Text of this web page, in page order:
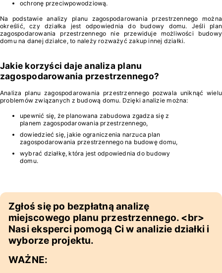
ochronę przeciwpowodziową.
Na podstawie analizy planu zagospodarowania przestrzennego można
określić, czy działka jest odpowiednia do budowy domu. Jeśli plan
zagospodarowania przestrzennego nie przewiduje możliwości budowy
domu na danej działce, to należy rozważyć zakup innej działki.
Jakie korzyści daje analiza planu
zagospodarowania przestrzennego?
Analiza planu zagospodarowania przestrzennego pozwala uniknąć wielu
problemów związanych z budową domu. Dzięki analizie można:
upewnić się, że planowana zabudowa zgadza się z
planem zagospodarowania przestrzennego,
dowiedzieć się, jakie ograniczenia narzuca plan
zagospodarowania przestrzennego na budowę domu,
wybrać działkę, która jest odpowiednia do budowy
domu.
Zgłoś się po bezpłatną analizę
miejscowego planu przestrzennego. <br>
Nasi eksperci pomogą Ci w analizie działki i
wyborze projektu.
WAŻNE: